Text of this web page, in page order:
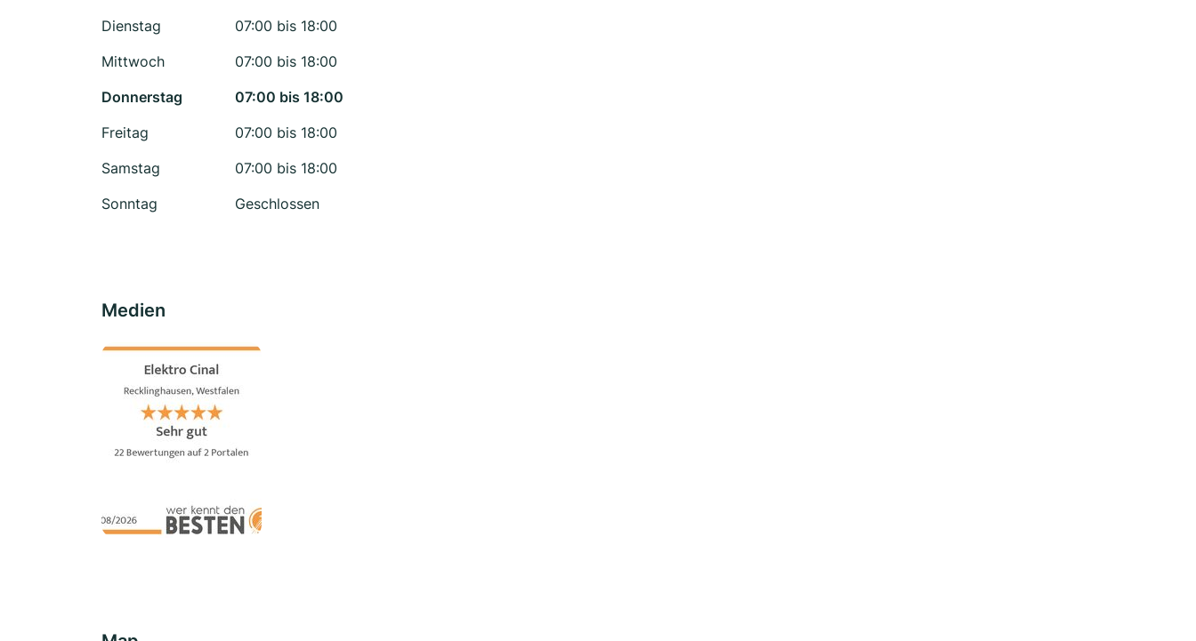
Dienstag
07:00 bis 18:00
Mittwoch
07:00 bis 18:00
Donnerstag
07:00 bis 18:00
Freitag
07:00 bis 18:00
Samstag
07:00 bis 18:00
Sonntag
Geschlossen
Medien